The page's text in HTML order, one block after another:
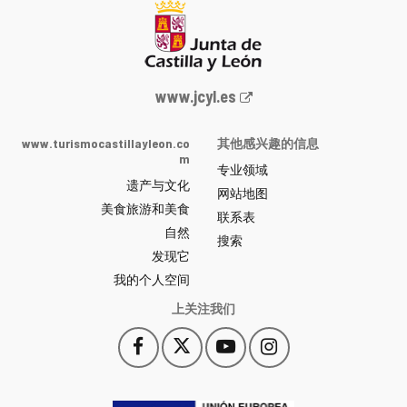
Junta
y
León
网
站
门
户
-
www.jcyl.es
www.turismocastillayleon.co
m
遗产与文化
美食旅游和美食
自然
发现它
我的个人空间
其他感兴趣的信息
专业领域
网站地图
联系表
搜索
上关注我们
Facebook
此
链
此
链
YouTube
此
链
Instagram
此
链